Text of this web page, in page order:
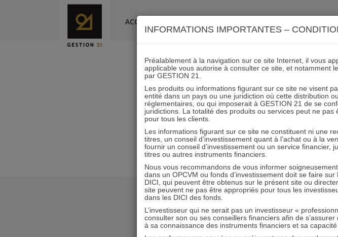
ACCUEIL
Lettre octobre
16.11.2020 -
Recevoir
INFORMATIONS IMPORTANTES –
Préalablement à la navigation sur ce site Internet, il vous
applicable vous autorise à consulter ce site, et notamment
par GESTION 21.
Les produits ou informations figurant sur ce site ne visent
entité dans un pays ou une juridiction où cette distribution
réglementaires, ou qui imposerait à GESTION 21 de se
juridictions. La totalité des produits ou services peut ne
pour tous les clients.
Les informations figurant sur ce site ne constituent ni une
titres, un conseil d’investissement quant à l’achat ou à la
fournir un conseil d’investissement ou un service financier,
titres ou autres instruments financiers.
Nous vous recommandons de vous informer
dans un OPCVM ou fonds d’investissement doit se faire
DICI, qui peuvent être obtenus sur le présent site ou
site peuvent ne pas être appropriés pour tous les
dans les DICI des fonds.
L’investisseur qui ne serait pas un investisseur «
consulter son ou ses conseillers financiers afin de
à sa connaissance des instruments financiers et sa